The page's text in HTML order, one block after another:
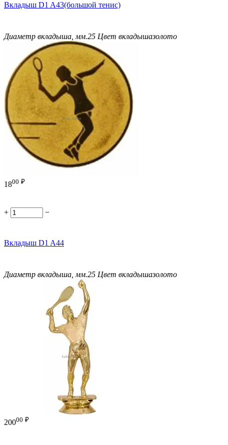
Вкладыш D1 A43(большой тенис)
Диаметр вкладыша, мм.25 Цвет вкладышазолото
1800 ₽
+ −
Вкладыш D1 A44
Диаметр вкладыша, мм.25 Цвет вкладышазолото
20000 ₽